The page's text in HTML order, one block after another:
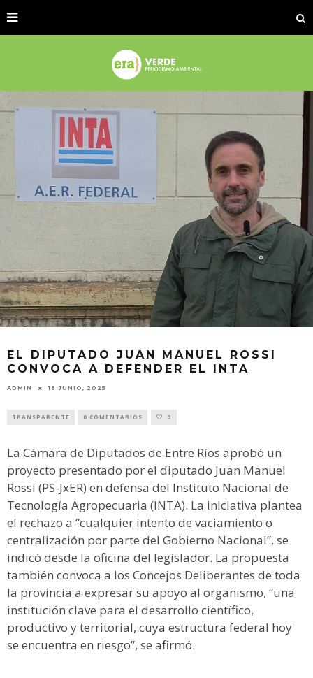
EL DIPUTADO JUAN MANUEL ROSSI
CONVOCA A DEFENDER EL INTA
ADMIN 18 JUNIO, 2025
TRANSPARENTE 0 COMENTARIOS 0
La Cámara de Diputados de Entre Ríos aprobó un
proyecto presentado por el diputado Juan Manuel
Rossi (PS-JxER) en defensa del Instituto Nacional de
Tecnología Agropecuaria (INTA). La iniciativa plantea
el rechazo a “cualquier intento de vaciamiento o
centralización por parte del Gobierno Nacional”, se
indicó desde la oficina del legislador. La propuesta
también convoca a los Concejos Deliberantes de toda
la provincia a expresar su apoyo al organismo, “una
institución clave para el desarrollo científico,
productivo y territorial, cuya estructura federal hoy
se encuentra en riesgo”, se afirmó.